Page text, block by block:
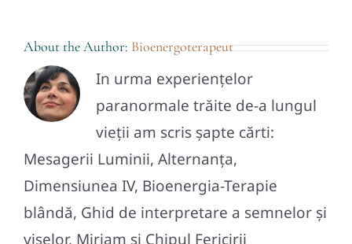
About the Author: Bioenergoterapeut
In urma experiențelor
paranormale trăite de-a lungul
vieții am scris șapte cărti:
Mesagerii Luminii, Alternanța,
Dimensiunea IV, Bioenergia-Terapie
blândă, Ghid de interpretare a semnelor și
viselor, Miriam și Chipul Fericirii